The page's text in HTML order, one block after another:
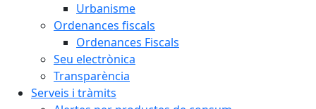
Urbanisme
Ordenances fiscals
Ordenances Fiscals
Seu electrònica
Transparència
Serveis i tràmits